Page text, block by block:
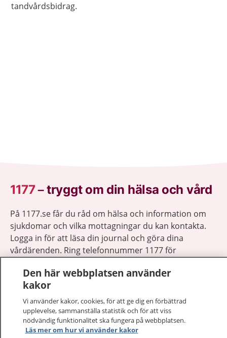
tandvårdsbidrag.
1177–tryggt om din hälsa och vård
På 1177.se får du råd om hälsa och information om
sjukdomar och vilka mottagningar du kan kontakta.
Logga in för att läsa din journal och göra dina
vårdärenden. Ring telefonnummer 1177 för
1177 ger dig råd när du vill må bättre.
Den här webbplatsen använder
kakor
Vi använder kakor, cookies, för att ge dig en förbättrad
upplevelse, sammanställa statistik och för att viss
nödvändig funktionalitet ska fungera på webbplatsen.
Läs mer om hur vi använder kakor